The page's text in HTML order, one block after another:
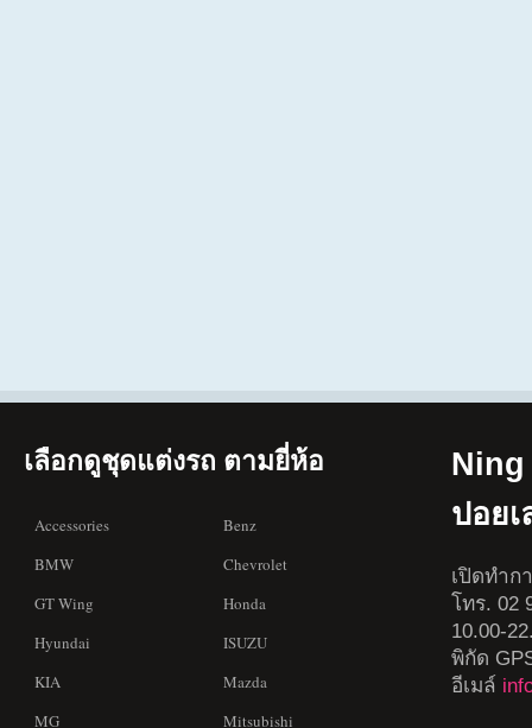
เลือกดูชุดแต่งรถ ตามยี่ห้อ
Accessories
Benz
BMW
Chevrolet
GT Wing
Honda
Hyundai
ISUZU
KIA
Mazda
MG
Mitsubishi
Ning
ปอย
เปิดทำก
โทร. 02
10.00-
พิกัด
อีเมล์